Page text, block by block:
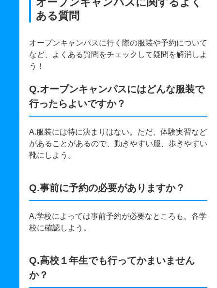
ある質問
オープンキャンパスに行く際の服装や予約について
など、よくある質問をチェックして疑問を解消しよ
う！
Q.オープンキャンパスにはどんな服装で
行ったらよいですか？
A.服装には特に決まりはない。ただ、体験実習など
があることがあるので、動きやすい服、歩きやすい
靴にしよう。
Q.事前に予約の必要がありますか？
A.学校によっては事前予約が必要なところも。各学
校に確認しよう。
Q.高校１年生でも行ってかまいません
か？